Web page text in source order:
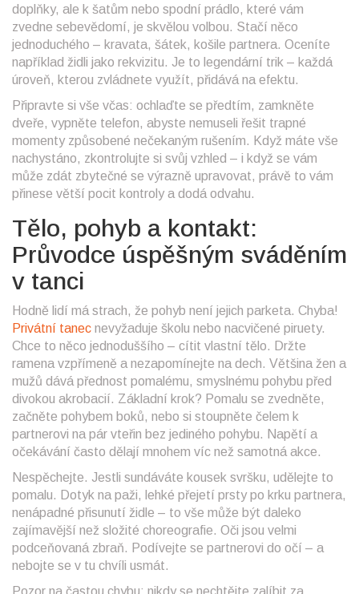
doplňky, ale k šatům nebo spodní prádlo, které vám
zvedne sebevědomí, je skvělou volbou. Stačí něco
jednoduchého – kravata, šátek, košile partnera. Oceníte
například židli jako rekvizitu. Je to legendární trik – každá
úroveň, kterou zvládnete využít, přidává na efektu.
Připravte si vše včas: ochlaďte se předtím, zamkněte
dveře, vypněte telefon, abyste nemuseli řešit trapné
momenty způsobené nečekaným rušením. Když máte vše
nachystáno, zkontrolujte si svůj vzhled – i když se vám
může zdát zbytečné se výrazně upravovat, právě to vám
přinese větší pocit kontroly a dodá odvahu.
Tělo, pohyb a kontakt:
Průvodce úspěšným sváděním
v tanci
Hodně lidí má strach, že pohyb není jejich parketa. Chyba!
Privátní tanec nevyžaduje školu nebo nacvičené piruety.
Chce to něco jednoduššího – cítit vlastní tělo. Držte
ramena vzpřímeně a nezapomínejte na dech. Většina žen a
mužů dává přednost pomalému, smyslnému pohybu před
divokou akrobacií. Základní krok? Pomalu se zvedněte,
začněte pohybem boků, nebo si stoupněte čelem k
partnerovi na pár vteřin bez jediného pohybu. Napětí a
očekávání často dělají mnohem víc než samotná akce.
Nespěchejte. Jestli sundáváte kousek svršku, udělejte to
pomalu. Dotyk na paži, lehké přejetí prsty po krku partnera,
nenápadné přisunutí židle – to vše může být daleko
zajímavější než složité choreografie. Oči jsou velmi
podceňovaná zbraň. Podívejte se partnerovi do očí – a
nebojte se v tu chvíli usmát.